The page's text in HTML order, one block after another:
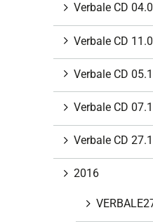
Verbale CD
Verbale CD
Verbale CD
Verbale CD
Verbale CD
2016